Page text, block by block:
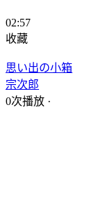
02:57
收藏
思い出の小箱
宗次郎
0次播放 ·